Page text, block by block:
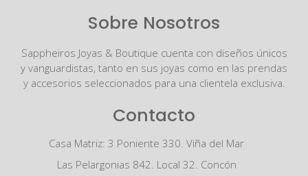
Sobre Nosotros
Sappheiros Joyas & Boutique cuenta con diseños únicos
y vanguardistas, tanto en sus joyas como en las prendas
y accesorios seleccionados para una clientela exclusiva.
Contacto
Casa Matriz: 3 Poniente 330. Viña del Mar
Las Pelargonias 842. Local 32. Concón